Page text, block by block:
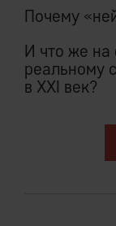
Почему
И что же
реальному
в XXI век?